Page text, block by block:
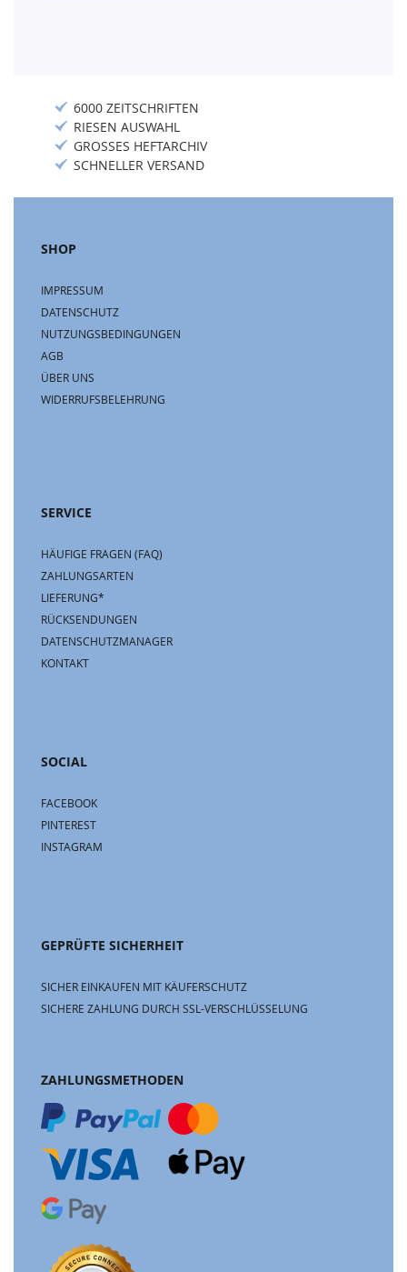
6000 ZEITSCHRIFTEN
RIESEN AUSWAHL
GROSSES HEFTARCHIV
SCHNELLER VERSAND
SHOP
IMPRESSUM
DATENSCHUTZ
NUTZUNGSBEDINGUNGEN
AGB
ÜBER UNS
WIDERRUFSBELEHRUNG
SERVICE
HÄUFIGE FRAGEN (FAQ)
ZAHLUNGSARTEN
LIEFERUNG*
RÜCKSENDUNGEN
DATENSCHUTZMANAGER
KONTAKT
SOCIAL
FACEBOOK
PINTEREST
INSTAGRAM
GEPRÜFTE SICHERHEIT
SICHER EINKAUFEN MIT KÄUFERSCHUTZ
SICHERE ZAHLUNG DURCH SSL-VERSCHLÜSSELUNG
ZAHLUNGSMETHODEN